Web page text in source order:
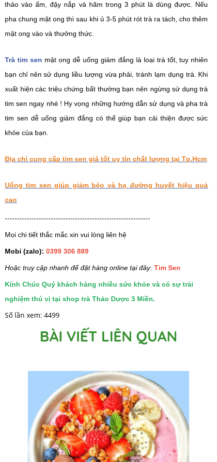
thảo vào ấm, đậy nắp và hãm trong 3 phút là dùng được. Nếu
pha chung mật ong thì sau khi ủ 3-5 phút rót trà ra tách, cho thêm
mật ong vào và thưởng thức.
Trà tim sen mật ong dễ uống giảm đắng là loại trà tốt, tuy nhiên
bạn chỉ nên sử dụng liều lượng vừa phải, tránh lạm dụng trà. Khi
xuất hiện các triệu chứng bất thường bạn nên ngừng sử dụng trà
tim sen ngay nhé ! Hy vọng những hướng dẫn sử dụng và pha trà
tim sen dễ uống giảm đắng có thể giúp bạn cải thiện được sức
khỏe của bạn.
Địa chỉ cung cấp tim sen giá tốt uy tín chất lượng tại Tp.Hcm
Uống tim sen giúp giảm béo và hạ đường huyết hiệu quả
cao
------------------------------------------------------------
Mọi chi tiết thắc mắc xin vui lòng liên hệ
Mobi (zalo): 0399 306 889
Hoặc truy cập nhanh để đặt hàng online tại đây: Tim Sen
Kính Chúc Quý khách hàng nhiều sức khỏe và có sự trải
nghiệm thú vị tại shop trà Thảo Dược 3 Miền.
Số lần xem: 4499
BÀI VIẾT LIÊN QUAN